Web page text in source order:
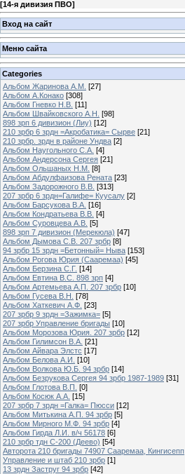
[14-я дивизия ПВО]
Вход на сайт
Меню сайта
Categories
Альбом Жаринова А.М. [27]
Альбом А.Конако [308]
Альбом Гневко Н.В. [11]
Альбом Швайковского А.Н. [98]
898 зрп 6 дивизион (Лиу) [12]
210 зрбр 6 зрдн =Акробатика= Сырве [21]
210 зрбр. зрдн в районе Ундва [2]
Альбом Наугольного С.А. [4]
Альбом Андерсона Сергея [21]
Альбом Ольшаных Н.М. [8]
Альбом Абдулфаизова Рената [23]
Альбом Задорожного В.В. [313]
207 зрбр 6 зрдн=Галифе= Куусалу [2]
Альбом Барсукова В.А. [16]
Альбом Кондратьева В.В. [4]
Альбом Суровцева А.В. [5]
898 зрп 7 дивизион (Мерекюла) [47]
Альбом Дымова С.В. 207 зрбр [8]
94 зрбр 15 зрдн =Бетонный= Ныва [153]
Альбом Рогова Юрия (Сааремаа) [45]
Альбом Берзина С.Г. [14]
Альбом Евтина В.С. 898 зрп [4]
Альбом Артемьева А.П. 207 зрбр [10]
Альбом Гусева В.Н. [78]
Альбом Хаткевич А.Ф. [23]
207 зрбр 9 зрдн =Зажимка= [5]
207 зрбр Управление бригады [10]
Альбом Морозова Юрия. 207 зрбр [12]
Альбом Гилимсон В.А. [21]
Альбом Айвара Элстс [17]
Альбом Белова А.И. [10]
Альбом Волкова Ю.Б. 94 зрбр [14]
Альбом Безрукова Сергея 94 зрбр 1987-1989 [31]
Альбом Глотова В.П. [0]
Альбом Косюк А.А. [15]
207 зрбр 7 зрдн =Галка= Пюсси [12]
Альбом Митькина А.П. 94 зрбр [5]
Альбом Мирного М.Ф. 94 зрбр [4]
Альбом Гирда Л.И. в/ч 56178 [6]
210 зрбр тдн С-200 (Деево) [54]
Авторота 210 бригады 74907 Сааремаа, Кингисепп
Управление и штаб 210 зрбр [1]
13 зрдн Заструг 94 зрбр [42]